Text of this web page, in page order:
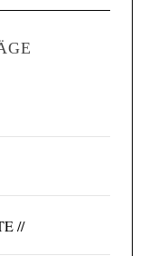
//